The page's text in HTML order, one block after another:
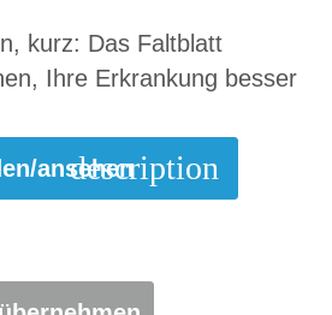
kurz: Das Faltblatt
Ihre Erkrankung besser
ansehen
description